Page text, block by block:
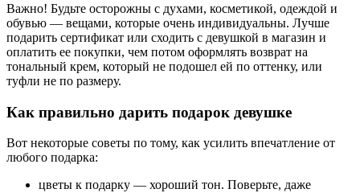
Важно! Будьте осторожны с духами, косметикой, одеждой и
обувью — вещами, которые очень индивидуальны. Лучше
подарить сертификат или сходить с девушкой в магазин и
оплатить ее покупки, чем потом оформлять возврат на
тональный крем, который не подошел ей по оттенку, или
туфли не по размеру.
Как правильно дарить подарок девушке
Вот некоторые советы по тому, как усилить впечатление от
любого подарка:
цветы к подарку — хороший тон. Поверьте, даже